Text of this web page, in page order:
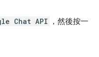
Chat API
，然後按一